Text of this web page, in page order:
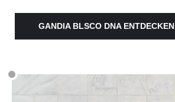
GANDIA BLSCO DNA ENTDECKEN